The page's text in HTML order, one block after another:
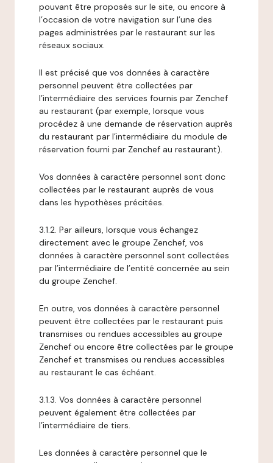
pouvant être proposés sur le site, ou encore à
l’occasion de votre navigation sur l’une des
pages administrées par le restaurant sur les
réseaux sociaux.
Il est précisé que vos données à caractère
personnel peuvent être collectées par
l’intermédiaire des services fournis par Zenchef
au restaurant (par exemple, lorsque vous
procédez à une demande de réservation auprès
du restaurant par l’intermédiaire du module de
réservation fourni par Zenchef au restaurant).
Vos données à caractère personnel sont donc
collectées par le restaurant auprès de vous
dans les hypothèses précitées.
3.1.2. Par ailleurs, lorsque vous échangez
directement avec le groupe Zenchef, vos
données à caractère personnel sont collectées
par l’intermédiaire de l’entité concernée au sein
du groupe Zenchef.
En outre, vos données à caractère personnel
peuvent être collectées par le restaurant puis
transmises ou rendues accessibles au groupe
Zenchef ou encore être collectées par le groupe
Zenchef et transmises ou rendues accessibles
au restaurant le cas échéant.
3.1.3. Vos données à caractère personnel
peuvent également être collectées par
l’intermédiaire de tiers.
Les données à caractère personnel que le